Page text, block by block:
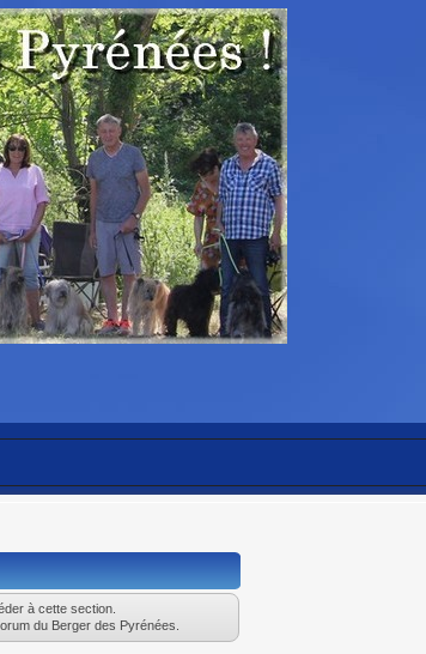
à cette section.
du Berger des Pyrénées.